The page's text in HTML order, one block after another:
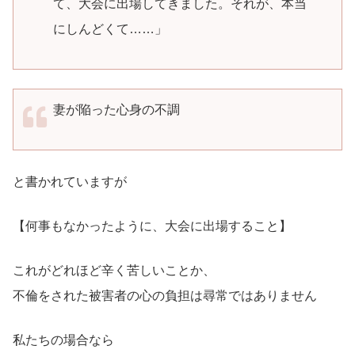
て、大会に出場してきました。それが、本当
にしんどくて……」
妻が陥った心身の不調
と書かれていますが
【何事もなかったように、大会に出場すること】
これがどれほど辛く苦しいことか、
不倫をされた被害者の心の負担は尋常ではありません
私たちの場合なら